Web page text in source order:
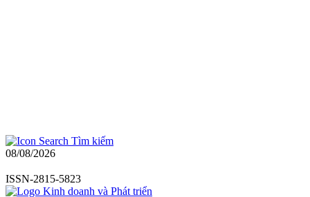
Tìm kiếm
08/08/2026
ISSN-2815-5823